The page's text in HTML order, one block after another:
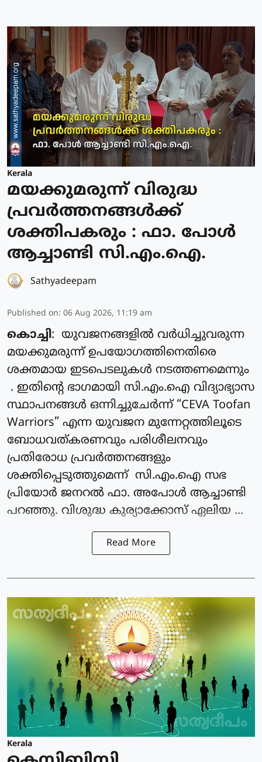
Kerala
മയക്കുമരുന്ന് വിരുദ്ധ
പ്രവർത്തനങ്ങൾക്ക്
ശക്തിപകരും : ഫാ. പോൾ
ആച്ചാണ്ടി സി.എം.ഐ.
Sathyadeepam
Published on: 06 Aug 2026, 11:19 am
കൊച്ചി: യുവജനങ്ങളിൽ വർധിച്ചുവരുന്ന
മയക്കുമരുന്ന് ഉപയോഗത്തിനെതിരെ
ശക്തമായ ഇടപെടലുകൾ നടത്തണമെന്നും
. ഇതിന്റെ ഭാഗമായി സി.എം.ഐ വിദ്യാഭ്യാസ
സ്ഥാപനങ്ങൾ ഒന്നിച്ചുചേർന്ന് “CEVA Toofan
Warriors” എന്ന യുവജന മുന്നേറ്റത്തിലൂടെ
ബോധവത്കരണവും പരിശീലനവും
പ്രതിരോധ പ്രവർത്തനങ്ങളും
ശക്തിപ്പെടുത്തുമെന്ന് സി.എം.ഐ സഭ
പ്രിയോർ ജനറൽ ഫാ. അപോൾ ആച്ചാണ്ടി
പറഞ്ഞു. വിശുദ്ധ കുര്യാക്കോസ് ഏലിയ ...
Read More
Kerala